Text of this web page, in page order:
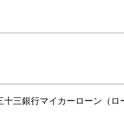
十三銀行マイカーローン（ロ